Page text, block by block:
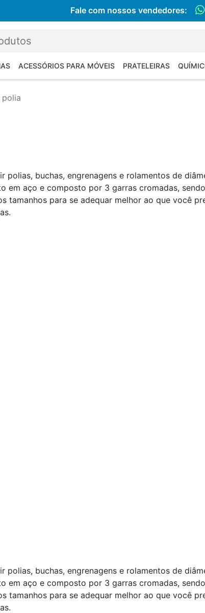
Fale com nossos vendedores:
ACESSÓRIOS PARA MÓVEIS PRATELEIRAS
polia
polias, buchas, engrenagens e rolamentos de
em aço e composto por 3 garras cromadas,
tamanhos para se adequar melhor ao que você
polias, buchas, engrenagens e rolamentos de
em aço e composto por 3 garras cromadas,
tamanhos para se adequar melhor ao que você